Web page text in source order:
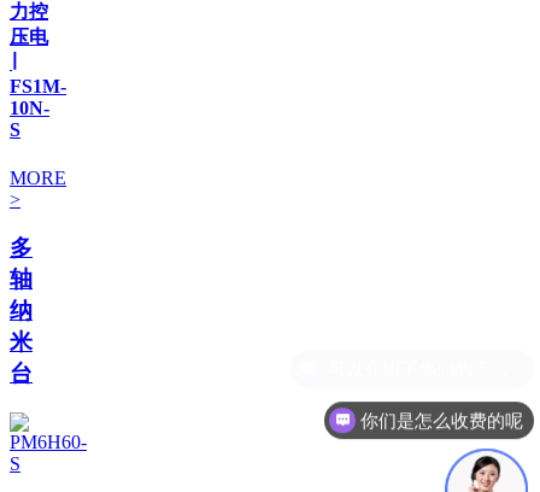
力控
压电
FS1M-
10N-
S
MORE
>
多
轴
纳
米
台
你们是怎么收费的呢